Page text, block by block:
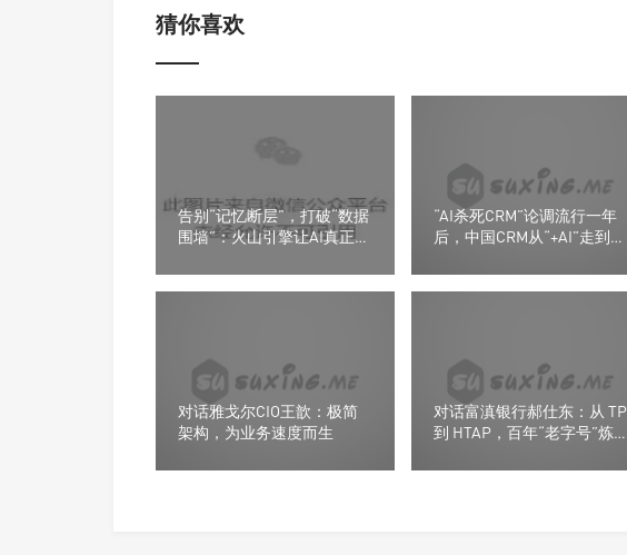
猜你喜欢
告别“记忆断层”，打破“数据
围墙”：火山引擎让AI真正帮
“AI杀死CRM”论调流行一年
后，中国CRM从“+AI”走到
对话雅戈尔CIO王歆：极简
架构，为业务速度而生
对话富滇银行郝仕东：从 TP
到 HTAP，百年“老字号”炼